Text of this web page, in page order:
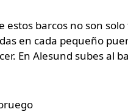
barcos no son
en cada pequeño
En Alesund subes al